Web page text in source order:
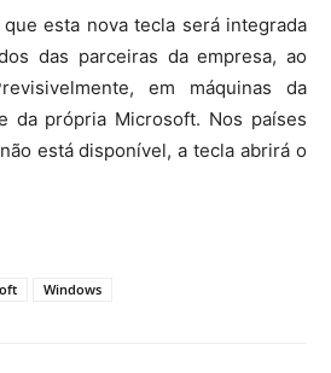
esta nova tecla será integrada
das parceiras da empresa, ao
em máquinas da
da própria Microsoft. Nos países
está disponível, a tecla abrirá o
Windows